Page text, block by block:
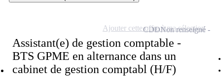
Assistant(e) de gestion comptable -
BTS GPME en alternance dans un
cabinet de gestion comptabl (H/F)
CDDNon renseigné
Ajouter cette offre à ma sélection